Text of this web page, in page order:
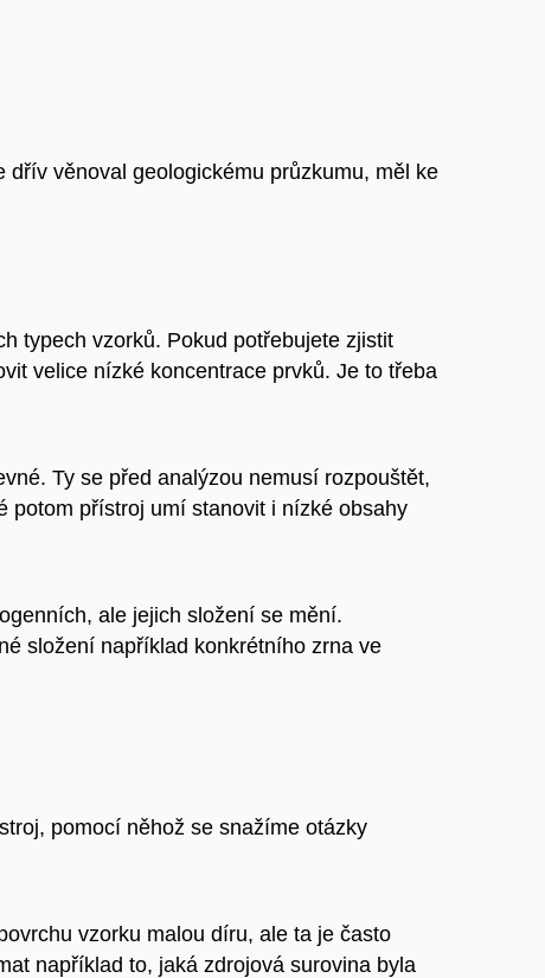
věnoval geologickému průzkumu, měl ke
typech vzorků. Pokud potřebujete zjistit
velice nízké koncentrace prvků. Je to třeba
Ty se před analýzou nemusí rozpouštět,
potom přístroj umí stanovit i nízké obsahy
ale jejich složení se mění.
složení například konkrétního zrna ve
pomocí něhož se snažíme otázky
vzorku malou díru, ale ta je často
například to, jaká zdrojová surovina byla